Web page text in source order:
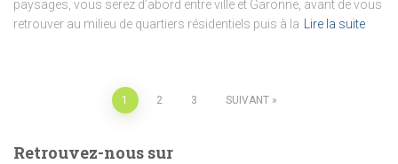
paysages, vous serez d’abord entre ville et Garonne, avant de vous
retrouver au milieu de quartiers résidentiels puis à la
Lire la suite
Pagination
des
1 2 3 SUIVANT
Retrouvez-nous sur